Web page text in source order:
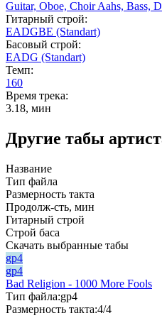
Guitar, Oboe, Choir Aahs, Bass,
Гитарный строй:
EADGBE (Standart)
Басовый строй:
EADG (Standart)
Темп:
160
Время трека:
3.18, мин
Другие табы
Название
Тип файла
Размерность такта
Продолж-сть, мин
Гитарный строй
Строй баса
Скачать выбранные табы
gp4
gp4
Bad Religion - 1000 More Fools
Тип файла:gp4
Размерность такта:4/4